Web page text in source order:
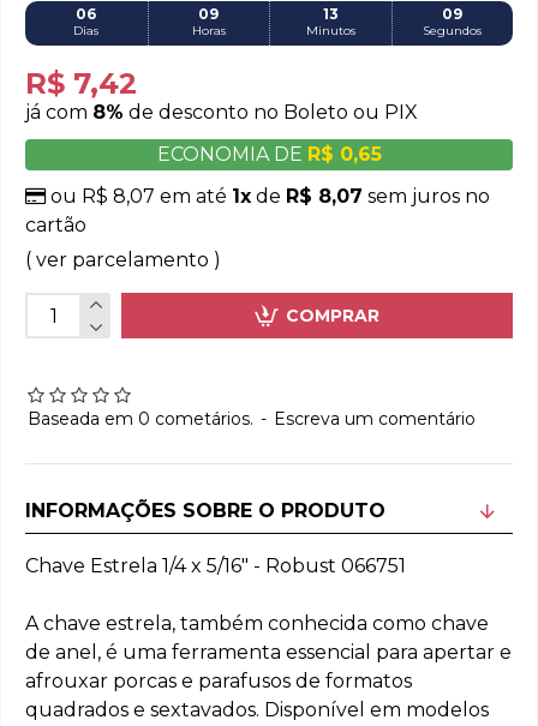
Baseada em 0 cometários. - Escreva um comentário
06
Dias
09
Horas
13
Minutos
08
Segundos
R$ 7,42
já com 8% de desconto no Boleto ou PIX
ECONOMIA DE R$ 0,65
ou R$ 8,07 em até 1x de R$ 8,07 sem juros no
cartão
( ver parcelamento )
COMPRAR
INFORMAÇÕES SOBRE O PRODUTO
Chave Estrela 1/4 x 5/16" - Robust 066751
A chave estrela, também conhecida como chave
de anel, é uma ferramenta essencial para apertar e
afrouxar porcas e parafusos de formatos
quadrados e sextavados. Disponível em modelos